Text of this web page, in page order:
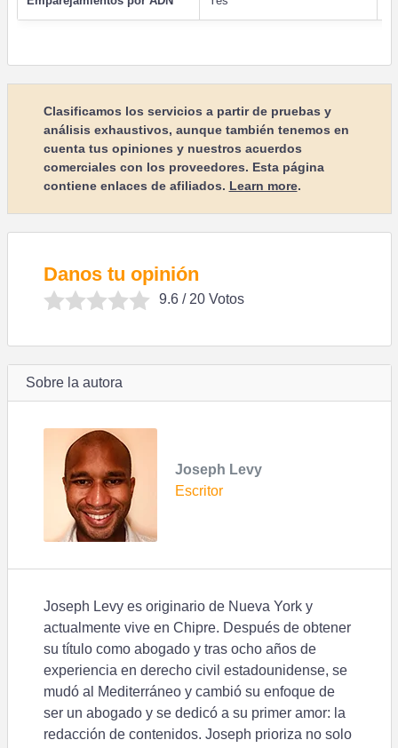
Clasificamos los servicios a partir de pruebas y
análisis exhaustivos, aunque también tenemos en
cuenta tus opiniones y nuestros acuerdos
comerciales con los proveedores. Esta página
contiene enlaces de afiliados. Learn more.
Danos tu opinión
9.6/ 20 Votos
Sobre la autora
Joseph Levy
Escritor
Joseph Levy es originario de Nueva York y
actualmente vive en Chipre. Después de obtener
su título como abogado y tras ocho años de
experiencia en derecho civil estadounidense, se
mudó al Mediterráneo y cambió su enfoque de
ser un abogado y se dedicó a su primer amor: la
redacción de contenidos. Joseph prioriza no solo